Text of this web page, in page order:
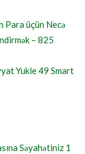
üçün Necə
– 825
Yukle 49 Smart
Səyahətiniz 1